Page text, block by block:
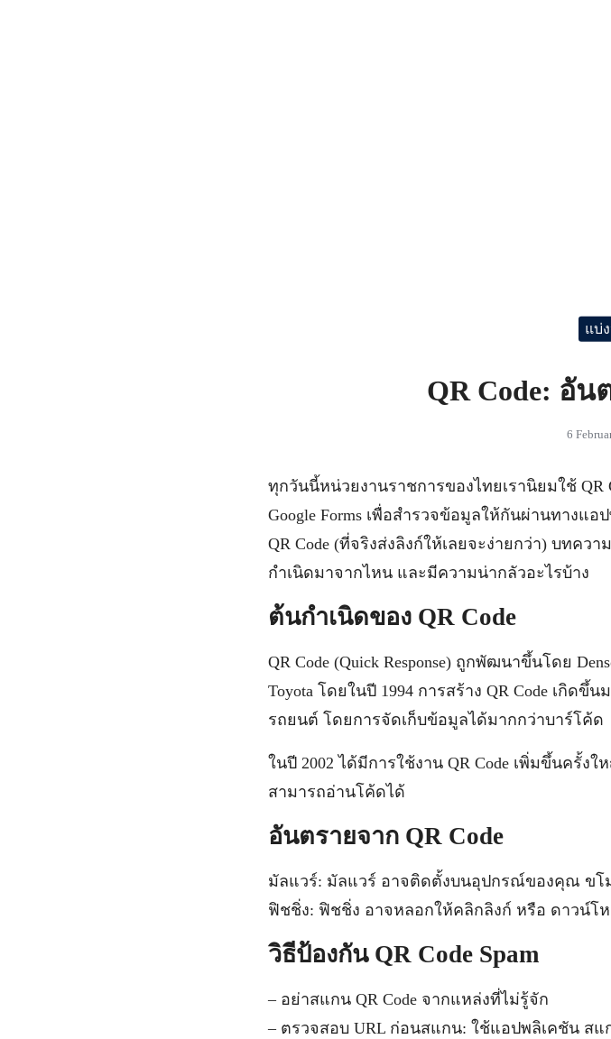
แบ่
QR Code: อั
6
ทุกวันนี้หน่วยงานราชการของไทยเรานิยมใช้
Google Forms เพื่อสำรวจข้อมูลให้กันผ่านทางแ
QR Code (ที่จริงส่งลิงก์ให้เลยจะง่ายกว่า) บทคว
กำเนิดมาจากไหน และมีความน่ากลัวอะไรบ้าง
ต้นกำเนิดของ QR Code
QR Code (Quick Response) ถูกพัฒนาขึ้นโดย
Toyota โดยในปี 1994 การสร้าง QR Code เกิด
รถยนต์ โดยการจัดเก็บข้อมูลได้มากกว่าบาร์โค้ด
ในปี 2002 ได้มีการใช้งาน QR Code เพิ่มขึ้นครั้
สามารถอ่านโค้ดได้
อันตรายจาก QR Code
มัลแวร์: มัลแวร์ อาจติดตั้งบนอุปกรณ์ของคุณ ข
ฟิชชิ่ง: ฟิชชิ่ง อาจหลอกให้คลิกลิงก์ หรือ ดาวน์โ
วิธีป้องกัน QR Code Spam
– อย่าสแกน QR Code จากแหล่งที่ไม่รู้จัก
– ตรวจสอบ URL ก่อนสแกน: ใช้แอปพลิเคชัน สแ